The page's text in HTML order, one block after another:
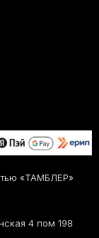
«ТАМБЛЕР»
4 пом 198